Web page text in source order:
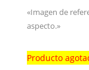
«Imagen de
aspecto.»
Producto